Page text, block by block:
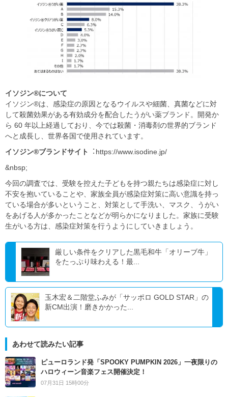
イソジン®について
イソジン®は、感染症の原因となるウイルスや細菌、真菌などに対
して殺菌効果がある有効成分を配合したうがい薬ブランド。開発か
ら 60 年以上経過しており、今では殺菌・消毒剤の世界的ブランド
へと成長し、世界各国で使用されています。
イソジン®ブランドサイト
︓https://www.isodine.jp/
&nbsp;
今回の調査では、受験を控えた子どもを持つ親たちは感染症に対し
不安を抱いていることや、家族全員が感染症対策に高い意識を持っ
ている場合が多いということ、対策として手洗い、マスク、うがい
をあげる人が多かったことなどが明らかになりました。家族に受験
生がいる方は、感染症対策を行うようにしていきましょう。
厳しい条件をクリアした黒毛和牛「オリーブ牛」
をたっぷり味わえる！最...
玉木宏＆二階堂ふみが「サッポロ GOLD STAR」の
新CM出演！磨きかかった...
あわせて読みたい記事
ピューロランド発「SPOOKY PUMPKIN 2026」一夜限りの
ハロウィーン音楽フェス開催決定！
07月31日 15時00分